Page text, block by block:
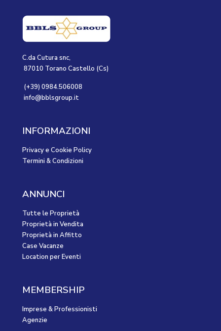
C.da Cutura snc,
87010 Torano Castello (Cs)
(+39) 0984.506008
info@bblsgroup.it
INFORMAZIONI
Privacy e Cookie Policy
Termini & Condizioni
ANNUNCI
Tutte le Proprietà
Proprietà in Vendita
Proprietà in Affitto
Case Vacanze
Location per Eventi
MEMBERSHIP
Imprese & Professionisti
Agenzie